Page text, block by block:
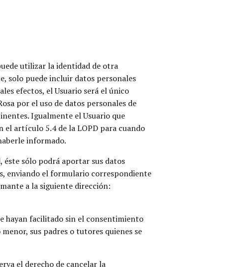
utilizar la identidad de otra
solo puede incluir datos personales
efectos, el Usuario será el único
por el uso de datos personales de
Igualmente el Usuario que
artículo 5.4 de la LOPD para cuando
informado.
éste sólo podrá aportar sus datos
enviando el formulario correspondiente
a la siguiente dirección:
hayan facilitado sin el consentimiento
sus padres o tutores quienes se
el derecho de cancelar la